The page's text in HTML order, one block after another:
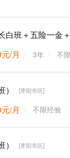
白班＋五险一金
/月 3年 不
[枣阳市区]
/月 不限经验
[枣阳市区]